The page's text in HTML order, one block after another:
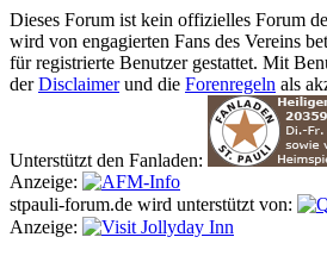
Dieses Forum ist kein offizielles Forum
wird von engagierten Fans des Vereins
für registrierte Benutzer gestattet. Mit
derDisclaimerund die Forenregeln als
Unterstützt den Fanladen:
Anzeige:
stpauli-forum.de wird unterstützt von:
Anzeige: